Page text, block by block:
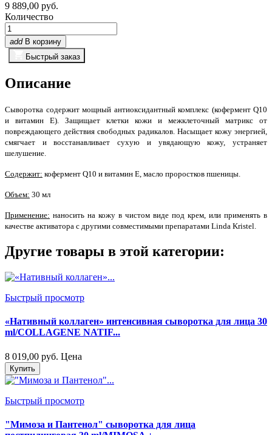
9 889,00 руб.
Количество
add В корзину
Быстрый заказ
Описание
Сыворотка содержит мощный антиоксидантный комплекс (кофермент Q10
и витамин Е). Защищает клетки кожи и межклеточный матрикс от
повреждающего действия свободных радикалов. Насыщает кожу энергией,
смягчает и восстанавливает сухую и увядающую кожу, устраняет
шелушение.
Содержит: кофермент Q10 и витамин Е, масло проростков пшеницы.
Объем: 30 мл
Применение: наносить на кожу в чистом виде под крем, или применять в
качестве активатора с другими совместимыми препаратами Linda Kristel.
Другие товары в этой категории:
Быстрый просмотр
«Нативный коллаген» интенсивная сыворотка для лица 30
ml/COLLAGENE NATIF...
8 019,00 руб. Цена
Купить
Быстрый просмотр
"Мимоза и Пантенол" сыворотка для лица